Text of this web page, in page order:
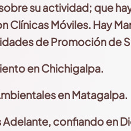
su actividad; que
Clínicas Móviles. Hay
de Promoción de
en Chichigalpa.
en Matagalpa.
Adelante, confiando en